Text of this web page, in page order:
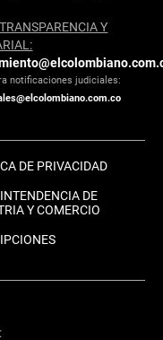
Y
notificaciones judiciales:
DE PRIVACIDAD
DE
Y COMERCIO